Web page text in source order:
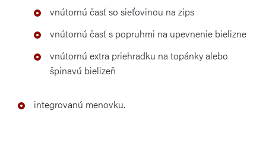
vnútornú časť so sieťovinou na zips
vnútornú časť s popruhmi na upevnenie bielizne
vnútornú extra priehradku na topánky alebo
špinavú bielizeň
integrovanú menovku.